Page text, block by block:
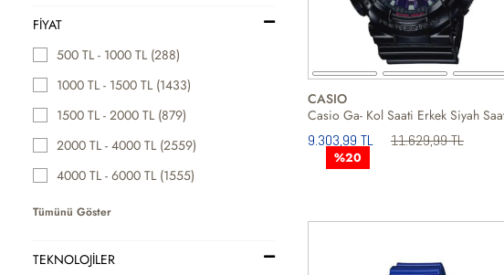
FIYAT
500 TL - 1000 TL (288)
1000 TL - 1500 TL (1433)
1500 TL - 2000 TL (879)
2000 TL - 4000 TL (2559)
4000 TL - 6000 TL (1555)
Tümünü Göster
TEKNOLOJİLER
CASIO
Casio Ga- Kol Saati Erkek Siyah
9.303,99 TL 11.629,99 TL
%20